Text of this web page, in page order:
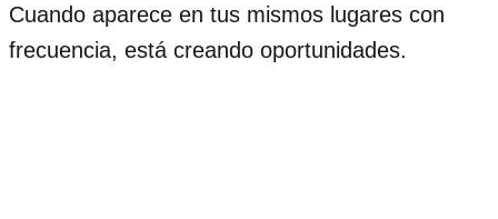
Cuando aparece en tus mismos lugares con
frecuencia, está creando oportunidades.